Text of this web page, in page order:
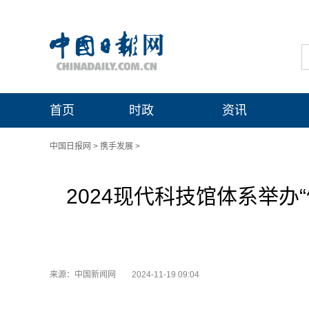
首页 时政 资讯
中国日报网 > 携手发展 >
2024现代科技馆体系举办
来源：中国新闻网 2024-11-19 09:04